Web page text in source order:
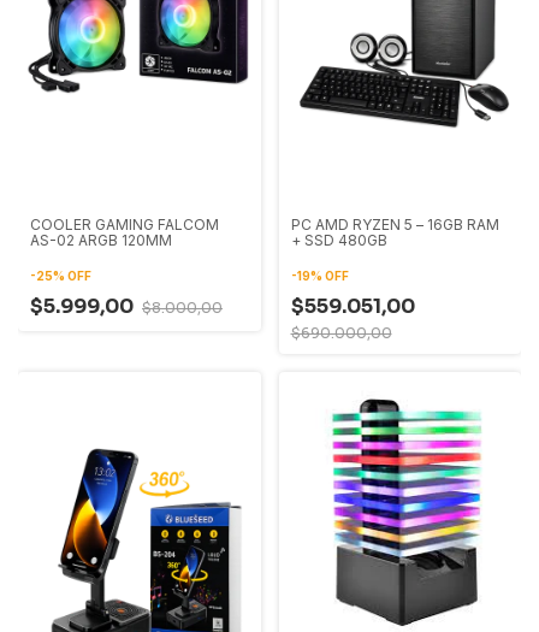
COOLER GAMING FALCOM
AS-02 ARGB 120MM
-25% OFF
$5.999,00 $8.000,00
PC AMD RYZEN 5 – 16GB RAM
+ SSD 480GB
-19% OFF
$559.051,00
$690.000,00